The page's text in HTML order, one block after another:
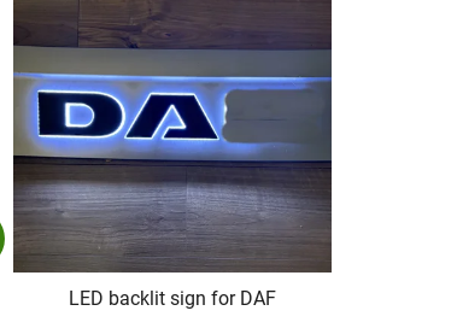
LED backlit sign for DAF